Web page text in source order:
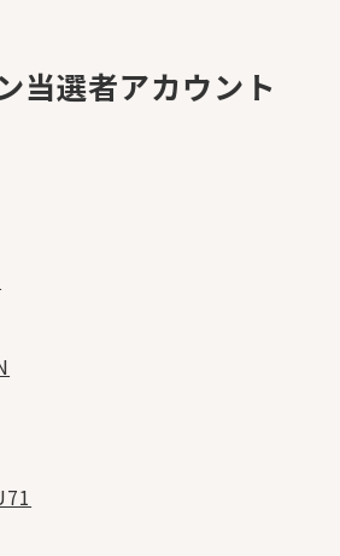
当選者アカウント